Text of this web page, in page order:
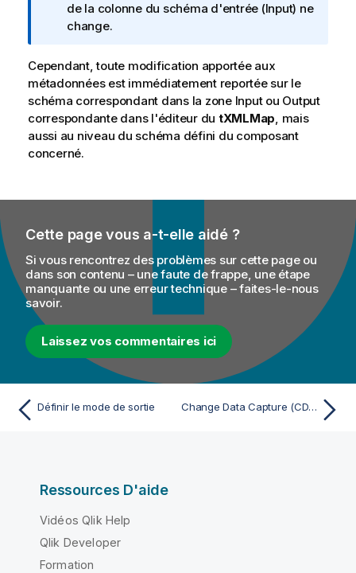
n
I
n
o
r
m
a
t
i
s
de la colonne du schéma d'entrée (Input) ne
change.
Cependant, toute modification apportée aux
métadonnées est immédiatement reportée sur le
schéma correspondant dans la zone Input ou Output
correspondante dans l'éditeur du tXMLMap, mais
aussi au niveau du schéma défini du composant
concerné.
Cette page vous a-t-elle aidé ?
Si vous rencontrez des problèmes sur cette page ou
dans son contenu – une faute de frappe, une étape
manquante ou une erreur technique – faites-le-nous
savoir.
Laissez vos commentaires ici
Définir le mode de sortie Change Data Capture (CDC)
Ressources D'aide
Vidéos Qlik Help
Qlik Developer
Formation